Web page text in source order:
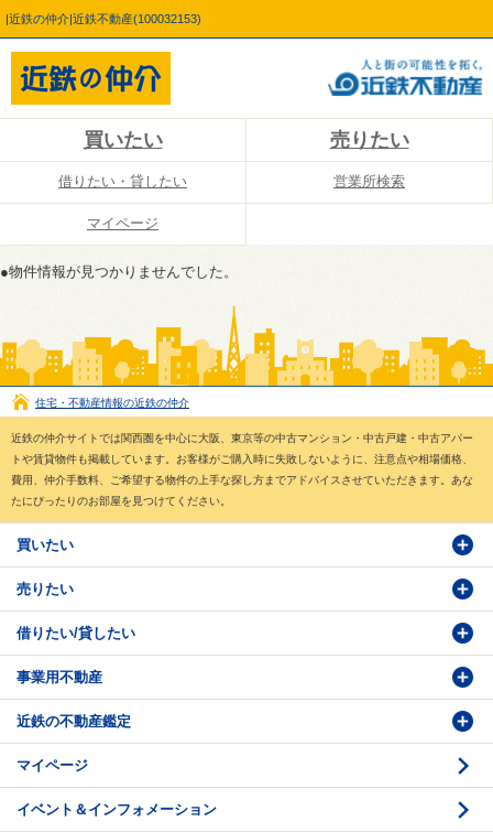
|近鉄の仲介|近鉄不動産(100032153)
買いたい 売りたい
借りたい・貸したい 営業所検索
マイページ
●物件情報が見つかりませんでした。
住宅・不動産情報の近鉄の仲介
近鉄の仲介サイトでは関西圏を中心に大阪、東京等の中古マンション・中古戸建・中古アパー
トや賃貸物件も掲載しています。お客様がご購入時に失敗しないように、注意点や相場価格、
費用、仲介手数料、ご希望する物件の上手な探し方までアドバイスさせていただきます。あな
たにぴったりのお部屋を見つけてください。
買いたい
物件検索
物件番号検索
投資・事業用検索
購入のお問い合わせ
売りたい
価格査定依頼
売却相談
借りたい/貸したい
賃貸物件検索
学園前賃貸センター
賃貸借のお問い合わせ
事業用不動産
購入・売却の流れ
収益不動産の取扱
底地の資産性
近鉄の不動産鑑定
時価評価支援
鑑定評価ご相談例
マイページ
イベント＆インフォメーション